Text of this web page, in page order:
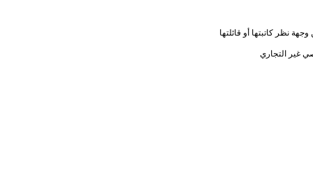
نظر كاتبتها أو قائلتها
غير التجاري